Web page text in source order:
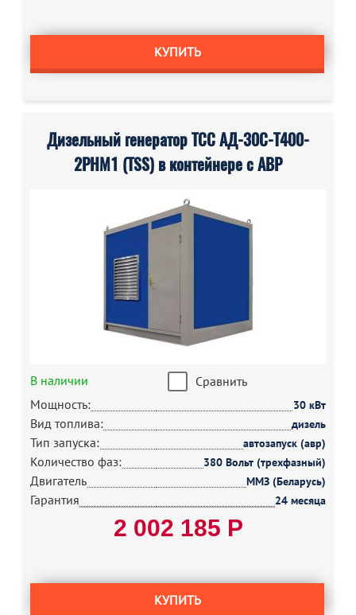
КУПИТЬ
Дизельный генератор ТСС АД-30С-Т400-
2РНМ1 (TSS) в контейнере с АВР
В наличии
Сравнить
Мощность:
30 кВт
Вид топлива: дизель
Тип запуска: автозапуск (авр)
Количество фаз: 380 Вольт (трехфазный)
Двигатель ММЗ (Беларусь)
Гарантия 24 месяца
2 002 185 Р
КУПИТЬ